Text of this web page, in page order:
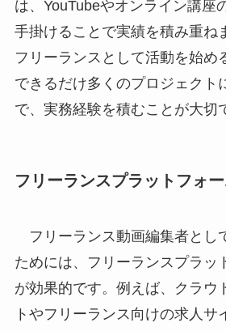
は、YouTubeやオンライン講座
手掛けることで実績を積み重ね
フリーランスとして活動を始め
できるだけ多くのプロジェクト
で、実務経験を積むことが大切
フリーランスプラットフォ
フリーランス動画編集者とし
ためには、フリーランスプラッ
が効果的です。例えば、クラウ
トやフリーランス向けの求人サ